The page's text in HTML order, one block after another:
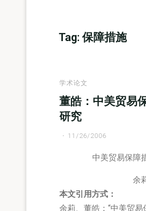
Tag: 保障措施
学术论文
董皓：中美贸易
研究
11/26/2006
中美贸易保障
余
本文引用方式：
余莉、董皓：“中美贸易